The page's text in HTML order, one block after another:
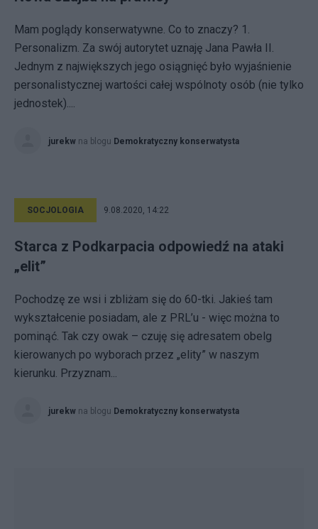
Mam poglądy konserwatywne. Co to znaczy? 1.
Personalizm. Za swój autorytet uznaję Jana Pawła II.
Jednym z największych jego osiągnięć było wyjaśnienie
personalistycznej wartości całej wspólnoty osób (nie tylko
jednostek)....
jurekw na blogu Demokratyczny konserwatysta
SOCJOLOGIA 9.08.2020, 14:22
Starca z Podkarpacia odpowiedź na ataki
„elit”
Pochodzę ze wsi i zbliżam się do 60-tki. Jakieś tam
wykształcenie posiadam, ale z PRL’u - więc można to
pominąć. Tak czy owak – czuję się adresatem obelg
kierowanych po wyborach przez „elity” w naszym
kierunku. Przyznam...
jurekw na blogu Demokratyczny konserwatysta